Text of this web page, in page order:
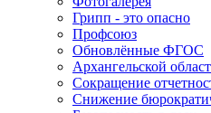
Грипп - это опасно
Профсоюз
Обновлённые ФГОС
Архангельской
Сокращение
Снижение